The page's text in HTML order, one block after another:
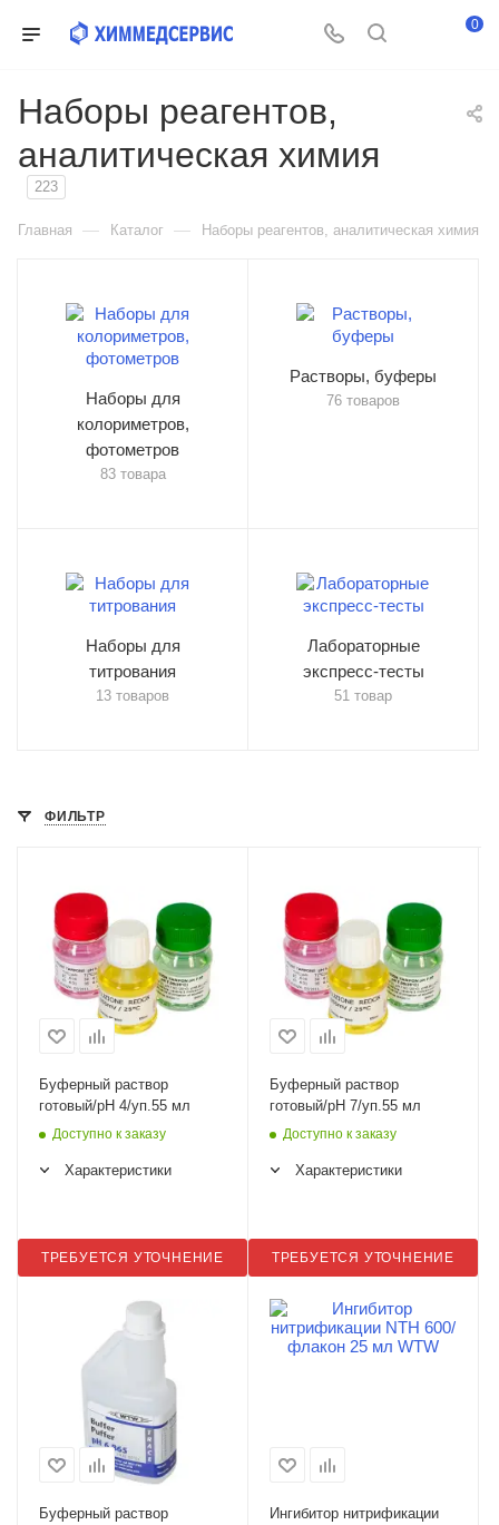
0
Наборы реагентов,
аналитическая химия
223
Главная — Каталог — Наборы реагентов, аналитическая химия
Наборы для
колориметров,
фотометров
83 товара
Растворы, буферы
76 товаров
Наборы для
титрования
13 товаров
Лабораторные
экспресс-тесты
51 товар
ФИЛЬТР
Буферный раствор
готовый/рН 4/уп.55 мл
Доступно к заказу
Характеристики
ТРЕБУЕТСЯ УТОЧНЕНИЕ
Буферный раствор
готовый/рН 7/уп.55 мл
Доступно к заказу
Характеристики
ТРЕБУЕТСЯ УТОЧНЕНИЕ
Буферный раствор
Ингибитор нитрификации